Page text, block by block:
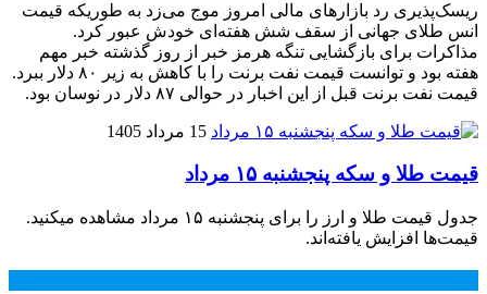
ریسک‌پذیری رد بازارهای مالی امروز موج می‌زد به طوریکه قیمت
انس طلای جهانی از سقف شش هفته‌ای خودش عبور کرد.
مذاکرات برای بازگشایی تنگه هرمز خبر از روز گذشته خبر مهم
هفته بود و توانست قیمت نفت برنت را با کاهش به زیر ۸۰ دلار ببرد.
قیمت نفت برنت قبل از این اخبار در حوالی ۸۷ دلار در نوسان بود.
15 مرداد 1405
قیمت طلا و سکه پنجشنبه ۱۵ مرداد
جدول قیمت طلا و ارز را برای پنجشنبه ۱۵ مرداد مشاهده میکنید.
قیمت‌ها افزایش یافته‌اند.